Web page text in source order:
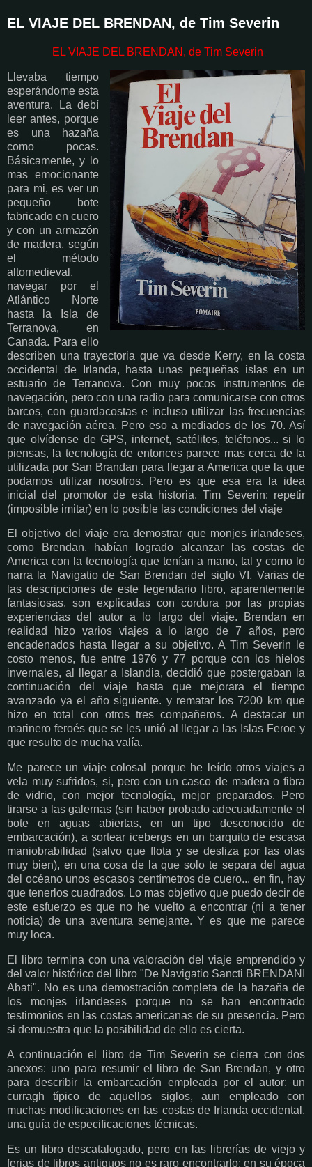
EL VIAJE DEL BRENDAN, de Tim Severin
EL VIAJE DEL BRENDAN, de Tim Severin
Llevaba tiempo
esperándome esta
aventura. La debí
leer antes, porque
es una hazaña
como pocas.
Básicamente, y lo
mas emocionante
para mi, es ver un
pequeño bote
fabricado en cuero
y con un armazón
de madera, según
el método
altomedieval,
navegar por el
Atlántico Norte
hasta la Isla de
Terranova, en
Canada. Para ello
describen una trayectoria que va desde Kerry, en la costa
occidental de Irlanda, hasta unas pequeñas islas en un
estuario de Terranova. Con muy pocos instrumentos de
navegación, pero con una radio para comunicarse con otros
barcos, con guardacostas e incluso utilizar las frecuencias
de navegación aérea. Pero eso a mediados de los 70. Así
que olvídense de GPS, internet, satélites, teléfonos... si lo
piensas, la tecnología de entonces parece mas cerca de la
utilizada por San Brandan para llegar a America que la que
podamos utilizar nosotros. Pero es que esa era la idea
inicial del promotor de esta historia, Tim Severin: repetir
(imposible imitar) en lo posible las condiciones del viaje
El objetivo del viaje era demostrar que monjes irlandeses,
como Brendan, habían logrado alcanzar las costas de
America con la tecnología que tenían a mano, tal y como lo
narra la Navigatio de San Brendan del siglo VI. Varias de
las descripciones de este legendario libro, aparentemente
fantasiosas, son explicadas con cordura por las propias
experiencias del autor a lo largo del viaje. Brendan en
realidad hizo varios viajes a lo largo de 7 años, pero
encadenados hasta llegar a su objetivo. A Tim Severin le
costo menos, fue entre 1976 y 77 porque con los hielos
invernales, al llegar a Islandia, decidió que postergaban la
continuación del viaje hasta que mejorara el tiempo
avanzado ya el año siguiente. y rematar los 7200 km que
hizo en total con otros tres compañeros. A destacar un
marinero feroés que se les unió al llegar a las Islas Feroe y
que resulto de mucha valía.
Me parece un viaje colosal porque he leído otros viajes a
vela muy sufridos, si, pero con un casco de madera o fibra
de vidrio, con mejor tecnología, mejor preparados. Pero
tirarse a las galernas (sin haber probado adecuadamente el
bote en aguas abiertas, en un tipo desconocido de
embarcación), a sortear icebergs en un barquito de escasa
maniobrabilidad (salvo que flota y se desliza por las olas
muy bien), en una cosa de la que solo te separa del agua
del océano unos escasos centímetros de cuero... en fin, hay
que tenerlos cuadrados. Lo mas objetivo que puedo decir de
este esfuerzo es que no he vuelto a encontrar (ni a tener
noticia) de una aventura semejante. Y es que me parece
muy loca.
El libro termina con una valoración del viaje emprendido y
del valor histórico del libro "De Navigatio Sancti BRENDANI
Abati". No es una demostración completa de la hazaña de
los monjes irlandeses porque no se han encontrado
testimonios en las costas americanas de su presencia. Pero
si demuestra que la posibilidad de ello es cierta.
A continuación el libro de Tim Severin se cierra con dos
anexos: uno para resumir el libro de San Brendan, y otro
para describir la embarcación empleada por el autor: un
curragh típico de aquellos siglos, aun empleado con
muchas modificaciones en las costas de Irlanda occidental,
una guía de especificaciones técnicas.
Es un libro descatalogado, pero en las librerías de viejo y
ferias de libros antiguos no es raro encontrarlo: en su época